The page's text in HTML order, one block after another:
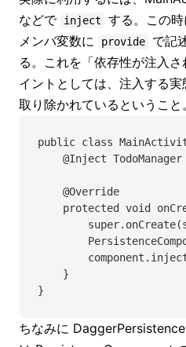
などで inject する。この時
メンバ変数に
provide
で記
る。これを「依存性が注入
イントとしては、注入する
取り除かれているということ。
public class
@Inject TodoManager
    @Override
protected void
    }
}
ちなみに